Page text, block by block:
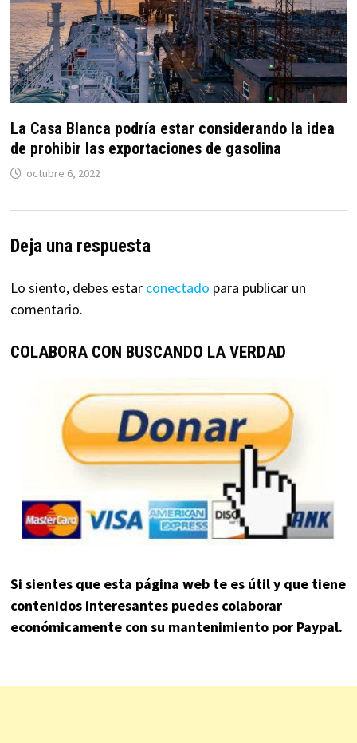
La Casa Blanca podría estar considerando la idea
de prohibir las exportaciones de gasolina
octubre 6, 2022
Deja una respuesta
Lo siento, debes estar conectado para publicar un
comentario.
COLABORA CON BUSCANDO LA VERDAD
Si sientes que esta página web te es útil y que tiene
contenidos interesantes puedes colaborar
económicamente con su mantenimiento por Paypal.